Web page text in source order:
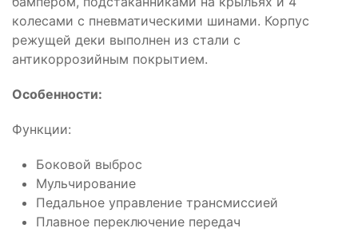
колесами с пневматическими шинами. Корпус
режущей деки выполнен из стали с
антикоррозийным покрытием.
Особенности:
Функции:
Боковой выброс
Мульчирование
Педальное управление трансмиссией
Плавное переключение передач